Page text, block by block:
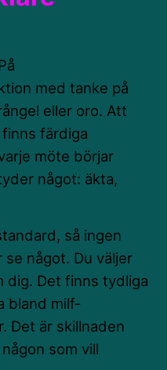
med tanke på
eller oro. Att
färdiga
möte börjar
något: äkta,
så ingen
något. Du väljer
dig. Det finns tydliga
bland milf-
Det är skillnaden
som vill